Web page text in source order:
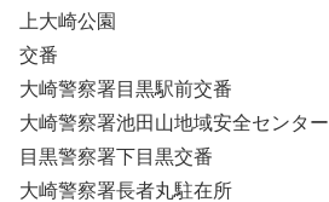
上大崎公園
交番
大崎警察署目黒駅前交番
大崎警察署池田山地域安全センター
目黒警察署下目黒交番
大崎警察署長者丸駐在所